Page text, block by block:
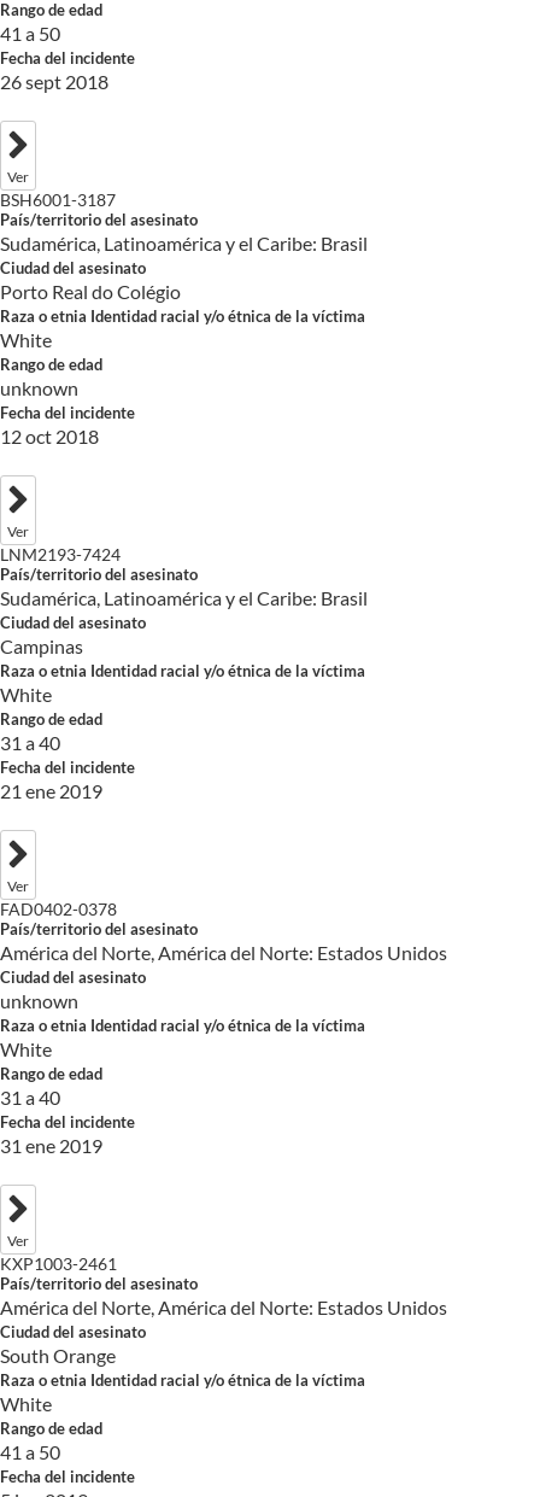
Rango de edad
41 a 50
Fecha del incidente
26 sept 2018
Ver
BSH6001-3187
País/territorio del asesinato
Sudamérica, Latinoamérica y el Caribe: Brasil
Ciudad del asesinato
Porto Real do Colégio
Raza o etnia Identidad racial y/o étnica de la víctima
White
Rango de edad
unknown
Fecha del incidente
12 oct 2018
Ver
LNM2193-7424
País/territorio del asesinato
Sudamérica, Latinoamérica y el Caribe: Brasil
Ciudad del asesinato
Campinas
Raza o etnia Identidad racial y/o étnica de la víctima
White
Rango de edad
31 a 40
Fecha del incidente
21 ene 2019
Ver
FAD0402-0378
País/territorio del asesinato
América del Norte, América del Norte: Estados Unidos
Ciudad del asesinato
unknown
Raza o etnia Identidad racial y/o étnica de la víctima
White
Rango de edad
31 a 40
Fecha del incidente
31 ene 2019
Ver
KXP1003-2461
País/territorio del asesinato
América del Norte, América del Norte: Estados Unidos
Ciudad del asesinato
South Orange
Raza o etnia Identidad racial y/o étnica de la víctima
White
Rango de edad
41 a 50
Fecha del incidente